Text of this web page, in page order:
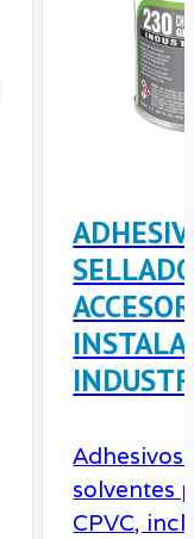
Adhesivos
solventes
CPVC,